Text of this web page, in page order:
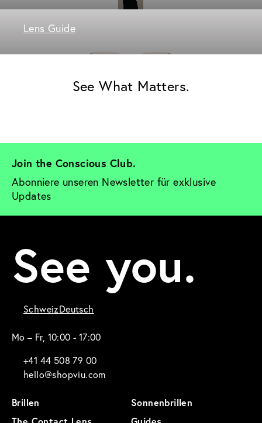
Lens Guide
See What Matters.
Join the Conscious Club.
Abonniere unseren Newsletter für exklusive
Updates
See you.
SchweizDeutsch
Mo – Fr, 10:00 - 17:00
+41 44 508 79 00
hello@shopviu.com
Brillen
Sonnenbrillen